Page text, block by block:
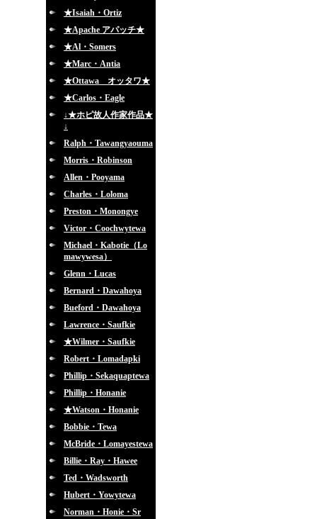
★Isaiah・Ortiz
★Apache アパッチ★
★Al・Somers
★Marc・Antia
★Ottawa オッタワ★
★Carlos・Eagle
↓★ホピ故人作家作品★
↓
Ralph・Tawangyaouma
Morris・Robinson
Allen・Pooyama
Charles・Loloma
Preston・Monongye
Victor・Coochwytewa
Michael・Kabotie（Lo
mawywesa）
Glenn・Lucas
Bernard・Dawahoya
Bueford・Dawahoya
Lawrence・Saufkie
★Wilmer・Saufkie
Robert・Lomadapki
Phillip・Sekaquaptewa
Phillip・Honanie
★Watson・Honanie
Bobbie・Tewa
McBride・Lomayestewa
Billie・Ray・Hawee
Ted・Wadsworth
Hubert・Yowytewa
Norman・Honie・Sr